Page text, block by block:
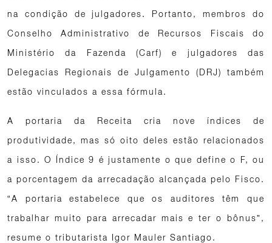
na condição de julgadores. Portanto, membros do
Conselho Administrativo de Recursos Fiscais do
Ministério da Fazenda (Carf) e julgadores das
Delegacias Regionais de Julgamento (DRJ) também
estão vinculados a essa fórmula.
A portaria da Receita cria nove índices de
produtividade, mas só oito deles estão relacionados
a isso. O Índice 9 é justamente o que define o F, ou
a porcentagem da arrecadação alcançada pelo Fisco.
“A portaria estabelece que os auditores têm que
trabalhar muito para arrecadar mais e ter o bônus”,
resume o tributarista Igor Mauler Santiago.